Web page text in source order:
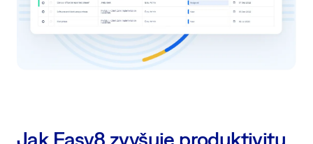
Jak Easy8 zvyšuje produktivitu